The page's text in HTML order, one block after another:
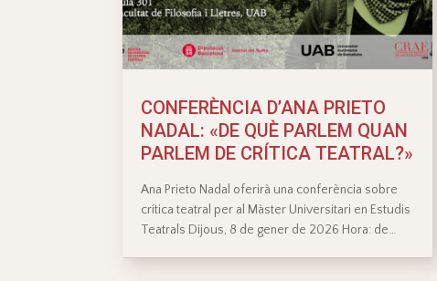
CONFERÈNCIA D’ANA PRIETO
NADAL: «DE QUÈ PARLEM QUAN
PARLEM DE CRÍTICA TEATRAL?»
Ana Prieto Nadal oferirà una conferència sobre
crítica teatral per al Màster Universitari en Estudis
Teatrals Dijous, 8 de gener de 2026 Hora: de…